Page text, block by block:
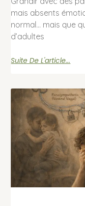
mais absents
normal… mais que
d’adultes
Suite De L'article...